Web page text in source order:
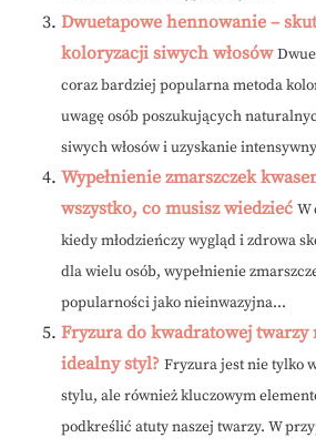
Dwuetapowe hennowanie –
koloryzacji siwych włosów
coraz bardziej popularna metoda
uwagę osób poszukujących
siwych włosów i uzyskanie
Wypełnienie zmarszczek
wszystko, co musisz wiedzieć W
kiedy młodzieńczy wygląd i zdrowa
dla wielu osób, wypełnienie
popularności jako nieinwazyjna...
Fryzura do kwadratowej twarzy
idealny styl? Fryzura jest nie tylko
stylu, ale również kluczowym
podkreślić atuty naszej twarzy. W